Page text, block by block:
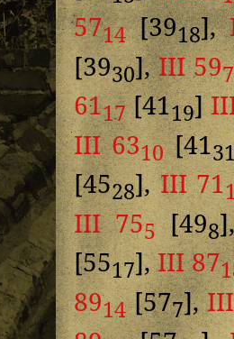
5714[3918],
[3930],III 597
6117[4119]
III 6310[41
[4528],III 71
III 755[498
[5517],III 87
8914[577],